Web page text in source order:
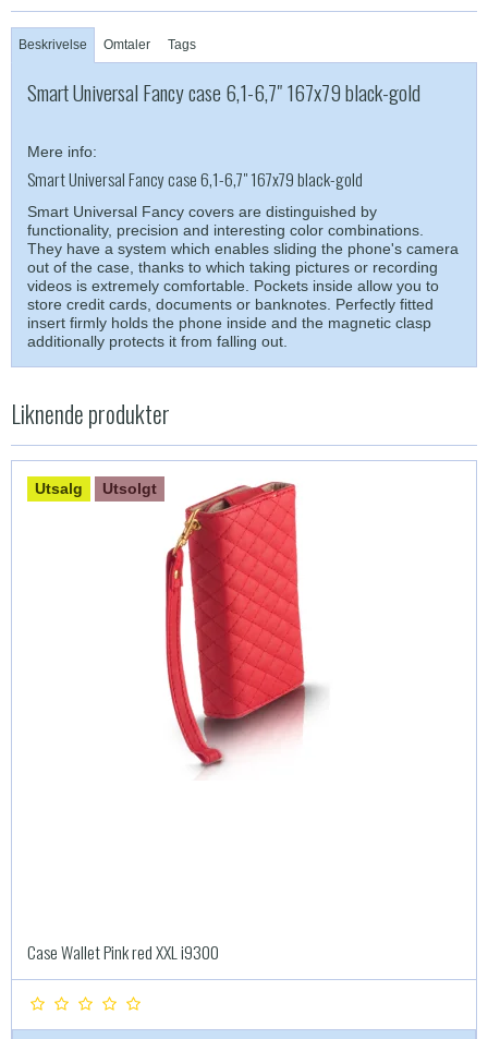
Beskrivelse Omtaler Tags
Smart Universal Fancy case 6,1-6,7" 167x79 black-gold
Mere info:
Smart Universal Fancy case 6,1-6,7" 167x79 black-gold
Smart Universal Fancy covers are distinguished by
functionality, precision and interesting color combinations.
They have a system which enables sliding the phone's camera
out of the case, thanks to which taking pictures or recording
videos is extremely comfortable. Pockets inside allow you to
store credit cards, documents or banknotes. Perfectly fitted
insert firmly holds the phone inside and the magnetic clasp
additionally protects it from falling out.
Liknende produkter
Utsalg Utsolgt
Case Wallet Pink red XXL i9300